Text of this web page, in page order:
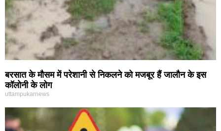
बरसात के मौसम में परेशानी से निकलने को मजबूर हैं जालौन के इस
कॉलोनी के लोग
uttampukarnews